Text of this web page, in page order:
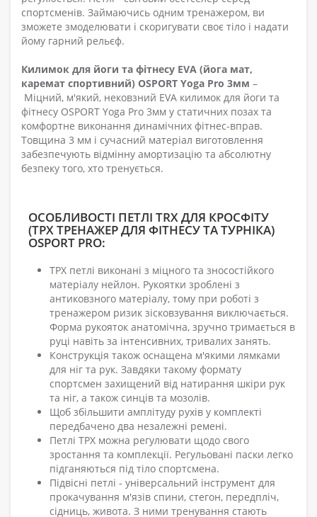
спортсменів. Займаючись одним тренажером, ви
зможете змоделювати і скоригувати своє тіло і надати
йому гарний рельєф.
Килимок для йоги та фітнесу EVA (йога мат,
каремат спортивний) OSPORT Yoga Pro 3мм –
Міцний, м'який, нековзний EVA килимок для йоги та
фітнесу OSPORT Yoga Pro 3мм у статичних позах та
комфортне виконання динамічних фітнес-вправ.
Товщина 3 мм і сучасний матеріал виготовлення
забезпечують відмінну амортизацію та абсолютну
безпеку того, хто тренується.
ОСОБЛИВОСТІ ПЕТЛІ TRX ДЛЯ КРОСФІТУ
(ТРХ ТРЕНАЖЕР ДЛЯ ФІТНЕСУ ТА ТУРНІКА)
OSPORT PRO:
ТРХ петлі виконані з міцного та зносостійкого
матеріалу нейлон. Рукоятки зроблені з
антиковзного матеріалу, тому при роботі з
тренажером ризик зісковзування виключається.
Форма рукояток анатомічна, зручно тримається в
руці навіть за інтенсивних, тривалих занять.
Конструкція також оснащена м'якими лямками
для ніг та рук. Завдяки такому формату
спортсмен захищений від натирання шкіри рук
та ніг, а також синців та мозолів.
Щоб збільшити амплітуду рухів у комплекті
передбачено два незалежні ремені.
Петлі ТРХ можна регулювати щодо свого
зростання та комплекції. Регульовані паски легко
підганяються під тіло спортсмена.
Підвісні петлі - універсальний інструмент для
прокачування м'язів спини, стегон, передпліч,
сідниць, живота. З ними тренування стають